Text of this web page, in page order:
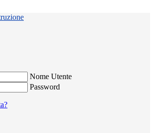
Nome Utente
Password